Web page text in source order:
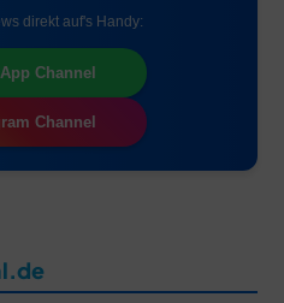
direkt auf's Handy:
Channel
Channel